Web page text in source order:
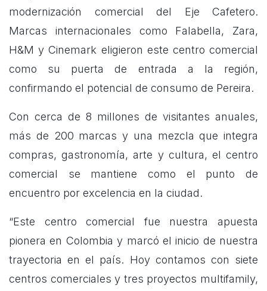
modernización comercial del Eje Cafetero.
Marcas internacionales como Falabella, Zara,
H&M y Cinemark eligieron este centro comercial
como su puerta de entrada a la región,
confirmando el potencial de consumo de Pereira.
Con cerca de 8 millones de visitantes anuales,
más de 200 marcas y una mezcla que integra
compras, gastronomía, arte y cultura, el centro
comercial se mantiene como el punto de
encuentro por excelencia en la ciudad.
“Este centro comercial fue nuestra apuesta
pionera en Colombia y marcó el inicio de nuestra
trayectoria en el país. Hoy contamos con siete
centros comerciales y tres proyectos multifamily,